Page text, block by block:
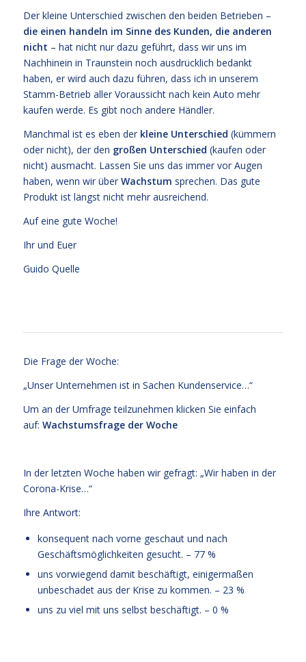
Der kleine Unterschied zwischen den beiden Betrieben –
die einen handeln im Sinne des Kunden, die anderen
nicht – hat nicht nur dazu geführt, dass wir uns im
Nachhinein in Traunstein noch ausdrücklich bedankt
haben, er wird auch dazu führen, dass ich in unserem
Stamm-Betrieb aller Voraussicht nach kein Auto mehr
kaufen werde. Es gibt noch andere Händler.
Manchmal ist es eben der kleine Unterschied (kümmern
oder nicht), der den großen Unterschied (kaufen oder
nicht) ausmacht. Lassen Sie uns das immer vor Augen
haben, wenn wir über Wachstum sprechen. Das gute
Produkt ist längst nicht mehr ausreichend.
Auf eine gute Woche!
Ihr und Euer
Guido Quelle
Die Frage der Woche:
„Unser Unternehmen ist in Sachen Kundenservice…“
Um an der Umfrage teilzunehmen klicken Sie einfach
auf: Wachstumsfrage der Woche
In der letzten Woche haben wir gefragt: „Wir haben in der
Corona-Krise…“
Ihre Antwort:
konsequent nach vorne geschaut und nach
Geschäftsmöglichkeiten gesucht. – 77 %
uns vorwiegend damit beschäftigt, einigermaßen
unbeschadet aus der Krise zu kommen. – 23 %
uns zu viel mit uns selbst beschäftigt. – 0 %